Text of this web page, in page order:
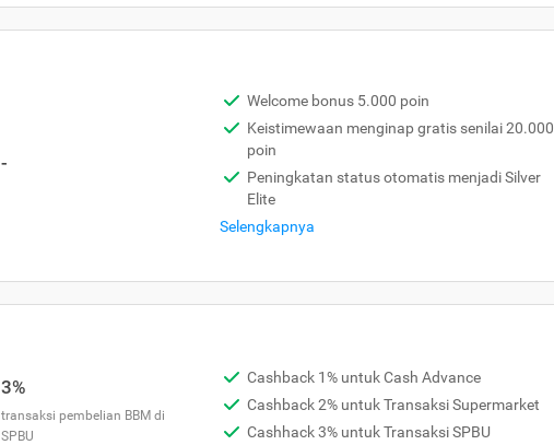
-
Welcome bonus 5.000 poin
Keistimewaan menginap gratis senilai 20.000
poin
Peningkatan status otomatis menjadi Silver
Elite
Selengkapnya
3%
transaksi pembelian BBM di
SPBU
Cashback 1% untuk Cash Advance
Cashback 2% untuk Transaksi Supermarket
Cashhack 3% untuk Transaksi SPBU